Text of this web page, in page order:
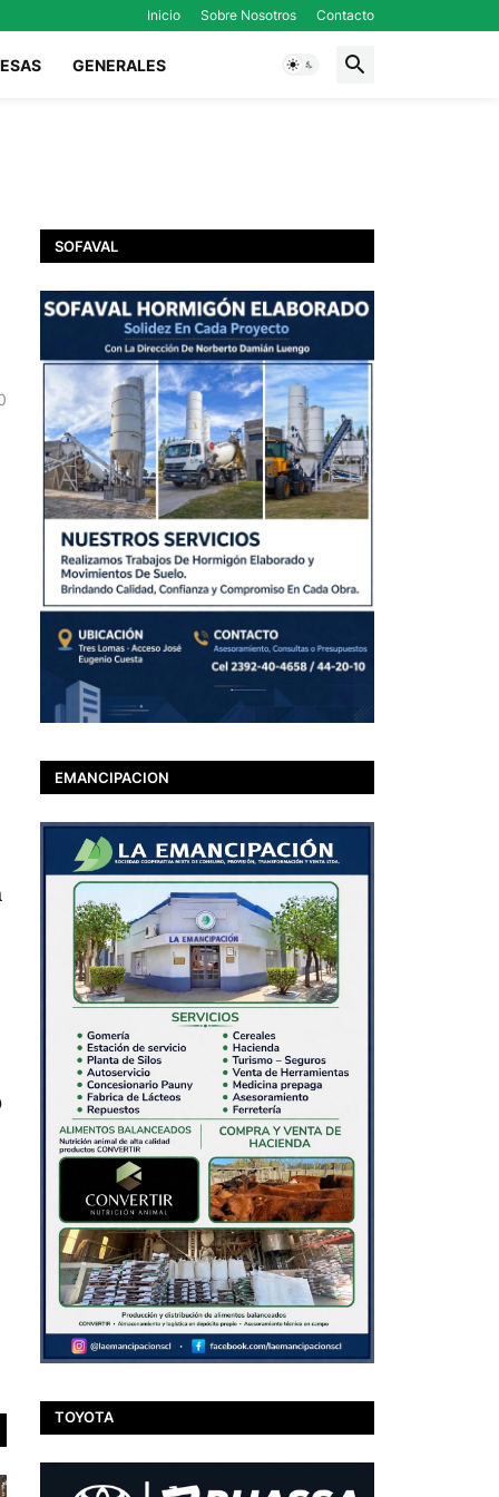
Inicio Sobre Nosotros Contacto
GENERALES
SOFAVAL
EMANCIPACION
TOYOTA